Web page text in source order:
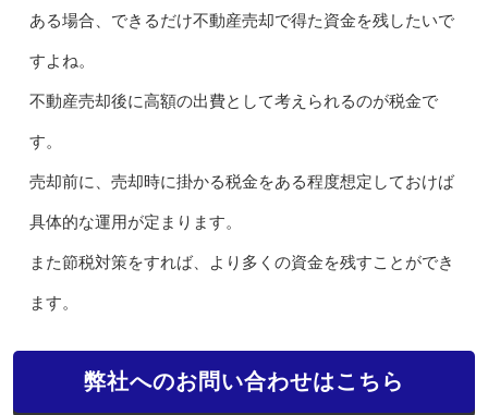
ある場合、できるだけ不動産売却で得た資金を残したいで
すよね。
不動産売却後に高額の出費として考えられるのが税金で
す。
売却前に、売却時に掛かる税金をある程度想定しておけば
具体的な運用が定まります。
また節税対策をすれば、より多くの資金を残すことができ
ます。
弊社へのお問い合わせはこちら